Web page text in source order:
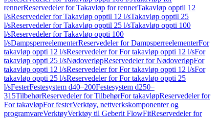
rennerReservedeler for Takavløp for rennerTakavløp opptil 12
l/sReservedeler for Takavløp opptil 12 l/sTakavløp opptil 25
l/sReservedeler for Takavløp opptil 25 l/sTakavløp oppti 100
l/sReservedeler for Takavløp oppti 100
l/sDampsperreelementerReservedeler for DampsperreelementerFor
takavløp oppti 12 l/sReservedeler for For takavløp oppti 12 l/sFor
takavløp oppti 25 l/sNødoverløpReservedeler for NødoverløpFor
takavløp oppti 12 l/sReservedeler for For takavløp oppti 12 l/sFor
takavløp oppti 25 l/sReservedeler for For takavløp oppti 25
l/sFesterFestesystem d40–200Festesystem d250–
315TilbehørReservedeler for TilbehørFor takavløpReservedeler for
For takavløpFor festerVerktøy, nettverkskomponenter og
programvareVerktøyVerktøy til Geberit FlowFitReservedeler for